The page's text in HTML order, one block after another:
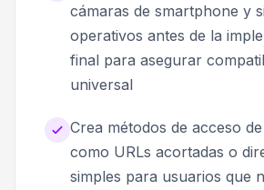
cámaras de smartphone y
operativos antes de la
final para asegurar
universal
Crea métodos de acceso
como URLs acortadas o
simples para usuarios que